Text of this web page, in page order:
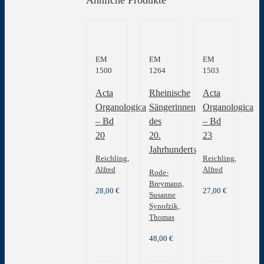
EM
1500
Acta
Organologica
– Bd
20
Reichling,
Alfred
28,00 €
EM
1264
Rheinische
Sängerinnen
des
20.
Jahrhunderts
Rode-
Breymann,
Susanne
Synofzik,
Thomas
48,00 €
EM
1503
Acta
Organologica
– Bd
23
Reichling,
Alfred
27,00 €